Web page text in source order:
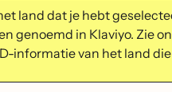
land dat je hebt
genoemd in Klaviyo. Zie
informatie van het land